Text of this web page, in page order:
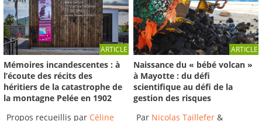
ARTICLE
Mémoires incandescentes : à
l’écoute des récits des
héritiers de la catastrophe de
la montagne Pelée en 1902
Propos recueillis par Céline
ARTICLE
Naissance du « bébé volcan »
à Mayotte : du défi
scientifique au défi de la
gestion des risques
Par Nicolas Taillefer &